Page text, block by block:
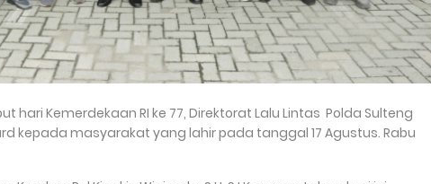
hari Kemerdekaan RI ke 77, Direktorat Lalu Lintas Polda Sulteng
kepada masyarakat yang lahir pada tanggal 17 Agustus. Rabu